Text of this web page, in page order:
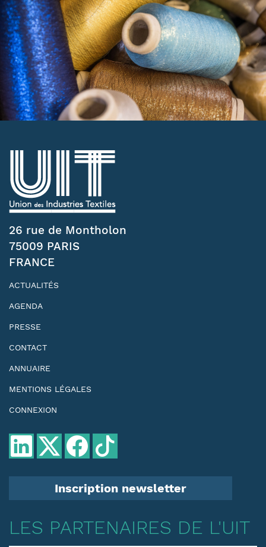
26 rue de Montholon
75009 PARIS
FRANCE
ACTUALITÉS
AGENDA
PRESSE
CONTACT
ANNUAIRE
MENTIONS LÉGALES
CONNEXION
Inscription newsletter
LES PARTENAIRES DE L'UIT